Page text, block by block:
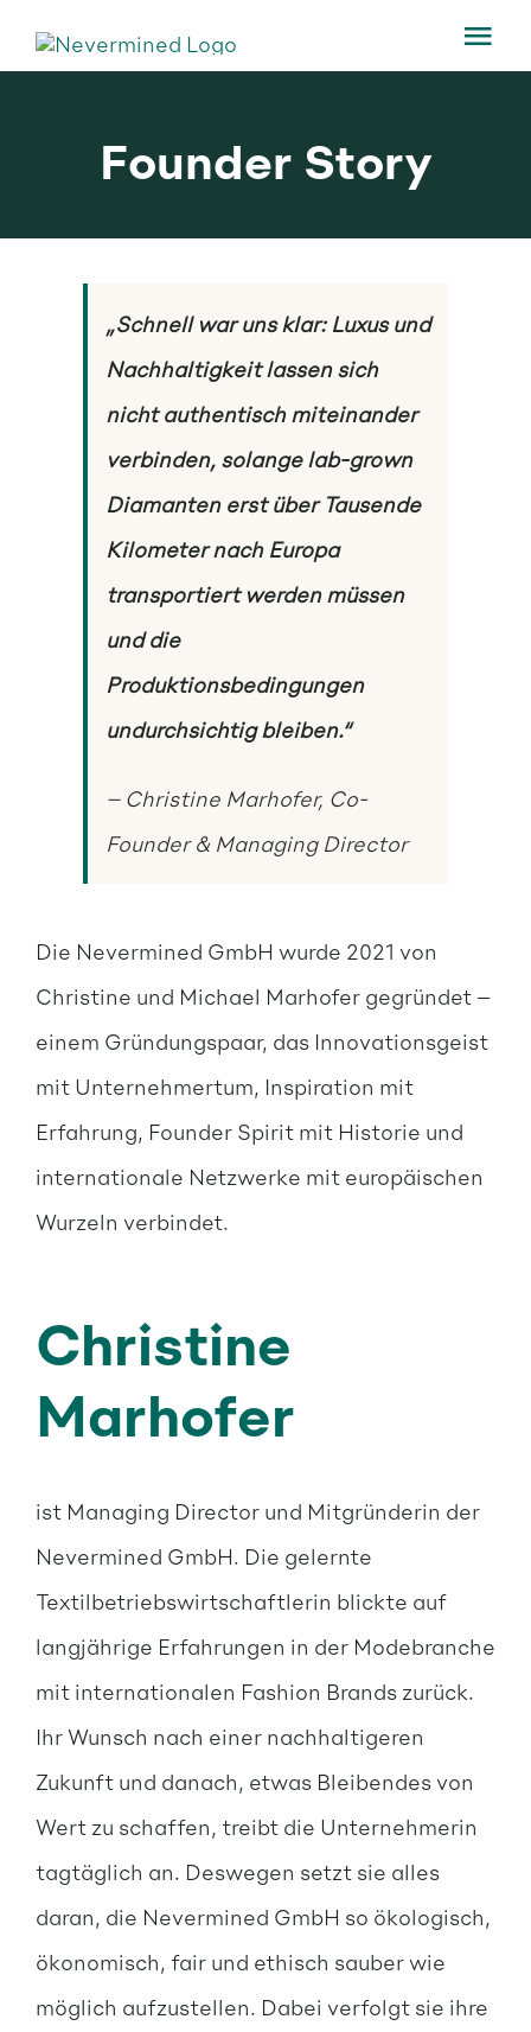
Inhalt
Founder Story
„Schnell war uns klar: Luxus und
Nachhaltigkeit lassen sich
nicht authentisch miteinander
verbinden, solange lab-grown
Diamanten erst über Tausende
Kilometer nach Europa
transportiert werden müssen
und die
Produktionsbedingungen
undurchsichtig bleiben.“
– Christine Marhofer, Co-
Founder & Managing Director
Die Nevermined GmbH wurde 2021 von
Christine und Michael Marhofer gegründet –
einem Gründungspaar, das Innovationsgeist
mit Unternehmertum, Inspiration mit
Erfahrung, Founder Spirit mit Historie und
internationale Netzwerke mit europäischen
Wurzeln verbindet.
Christine
Marhofer
ist Managing Director und Mitgründerin der
Nevermined GmbH. Die gelernte
Textilbetriebswirtschaftlerin blickte auf
langjährige Erfahrungen in der Modebranche
mit internationalen Fashion Brands zurück.
Ihr Wunsch nach einer nachhaltigeren
Zukunft und danach, etwas Bleibendes von
Wert zu schaffen, treibt die Unternehmerin
tagtäglich an. Deswegen setzt sie alles
daran, die Nevermined GmbH so ökologisch,
ökonomisch, fair und ethisch sauber wie
möglich aufzustellen. Dabei verfolgt sie ihre